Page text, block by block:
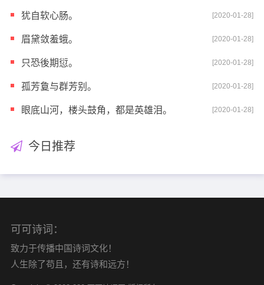
犹自软心肠。 [2020-01-28]
眉黛敛羞蛾。 [2020-01-28]
只恐後期愆。 [2020-01-28]
孤芳敻与群芳别。 [2020-01-28]
眼底山河，楼头鼓角，都是英雄泪。 [2020-01-28]
今日推荐
可可诗词：
致力于传播中国诗词文化！
人生除了苟且，还有诗和远方！